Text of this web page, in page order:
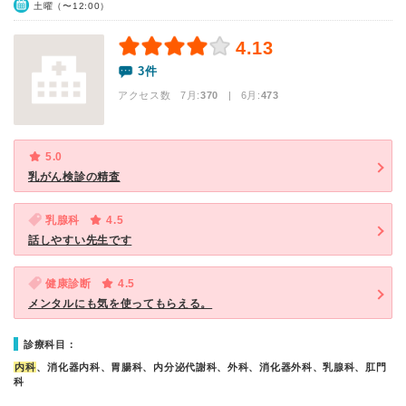
土曜（〜12:00）
4.13
3件
アクセス数 7月:370 | 6月:473
5.0
乳がん検診の精査
乳腺科
4.5
話しやすい先生です
健康診断
4.5
メンタルにも気を使ってもらえる。
診療科目：
内科、消化器内科、胃腸科、内分泌代謝科、外科、消化器外科、乳腺科、肛門
科